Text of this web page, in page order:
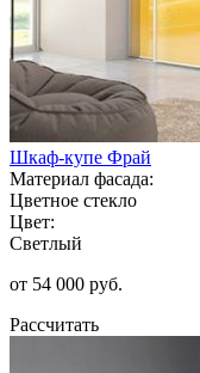
Шкаф-купе Фрай
Материал фасада:
Цветное стекло
Цвет:
Светлый
от 54 000 руб.
Рассчитать